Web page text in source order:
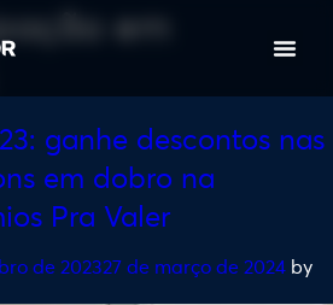
em
ganhe descontos nas
em dobro na
Pra Valer
de 202327 de março de 2024 by